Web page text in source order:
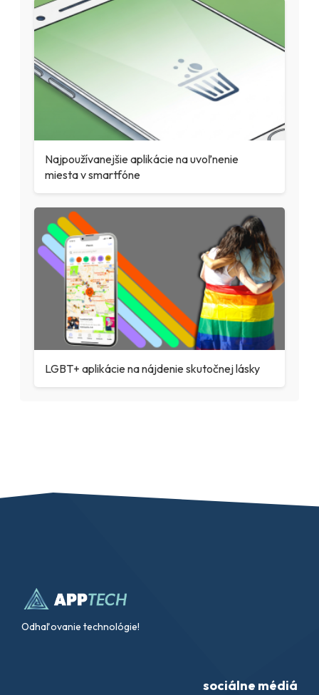
Najpoužívanejšie aplikácie na uvoľnenie
miesta v smartfóne
LGBT+ aplikácie na nájdenie skutočnej lásky
Odhaľovanie technológie!
sociálne médiá